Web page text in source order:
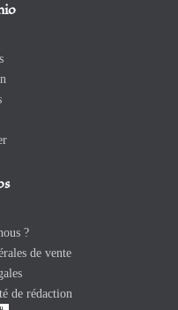
?
de vente
de rédaction